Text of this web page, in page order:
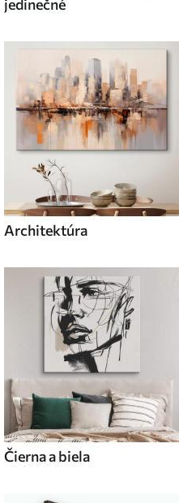
jedinečné
Architektúra
Čierna a biela